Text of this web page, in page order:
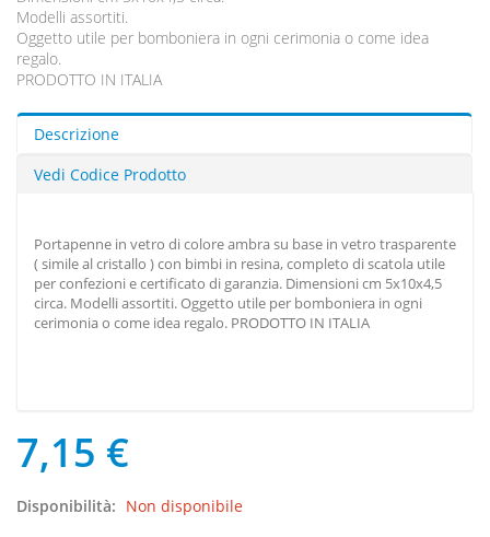
Modelli assortiti.
Oggetto utile per bomboniera in ogni cerimonia o come idea
regalo.
PRODOTTO IN ITALIA
Descrizione
Vedi Codice Prodotto
Portapenne in vetro di colore ambra su base in vetro trasparente
( simile al cristallo ) con bimbi in resina, completo di scatola utile
per confezioni e certificato di garanzia. Dimensioni cm 5x10x4,5
circa. Modelli assortiti. Oggetto utile per bomboniera in ogni
cerimonia o come idea regalo. PRODOTTO IN ITALIA
7,15 €
Disponibilità: Non disponibile